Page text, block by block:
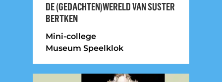
DE (GEDACHTEN)WERELD VAN SUSTER
BERTKEN
Mini-college
Museum Speelklok